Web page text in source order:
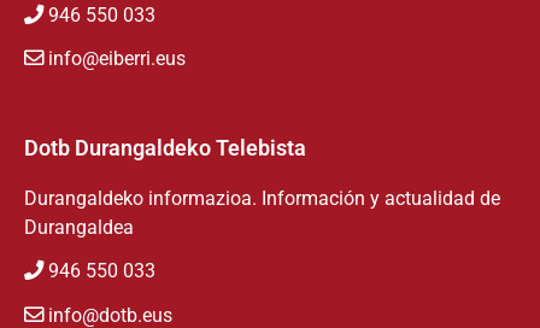
946 550 033
info@eiberri.eus
Dotb Durangaldeko Telebista
Durangaldeko informazioa. Información y actualidad de
Durangaldea
946 550 033
info@dotb.eus